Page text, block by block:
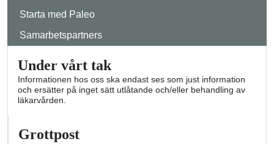
Starta med Paleo
Samarbetspartners
Under vårt tak
Informationen hos oss ska endast ses som just information
och ersätter på inget sätt utlåtande och/eller behandling av
läkarvården.
Grottpost